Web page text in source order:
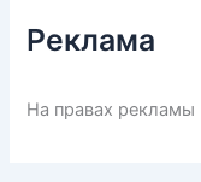
Реклама
На правах рекламы